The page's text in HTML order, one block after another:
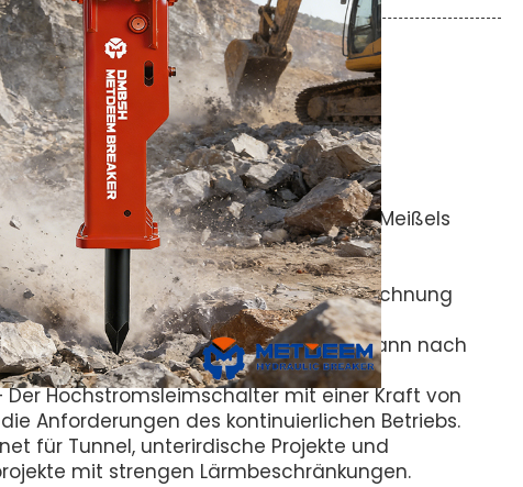
Provinz Shandong, China.
DM85. Größe: Durchmesser des Meißels
geräuscharmes Design.
— Konventionelle Methoden der Abrechnung
Handels werden akzeptiert.
— Die Lieferkette ist stabil und kann nach
Der Hochstromsleimschalter mit einer Kraft von
Anforderungen des kontinuierlichen Betriebs.
für Tunnel, unterirdische Projekte und
mit strengen Lärmbeschränkungen.